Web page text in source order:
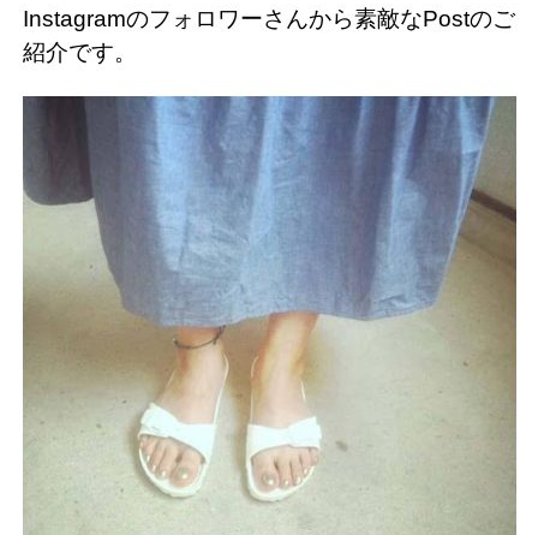
Instagramのフォロワーさんから素敵なPostのご
紹介です。